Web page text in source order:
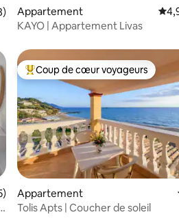
moyenne sur la base de 128
Appartement
KAYO | Appartement Livas
moyenne sur la base de 5
Coups de cœur voyageurs les
Coup de cœur voyageurs
Appartement
Tolis Apts | Coucher de soleil